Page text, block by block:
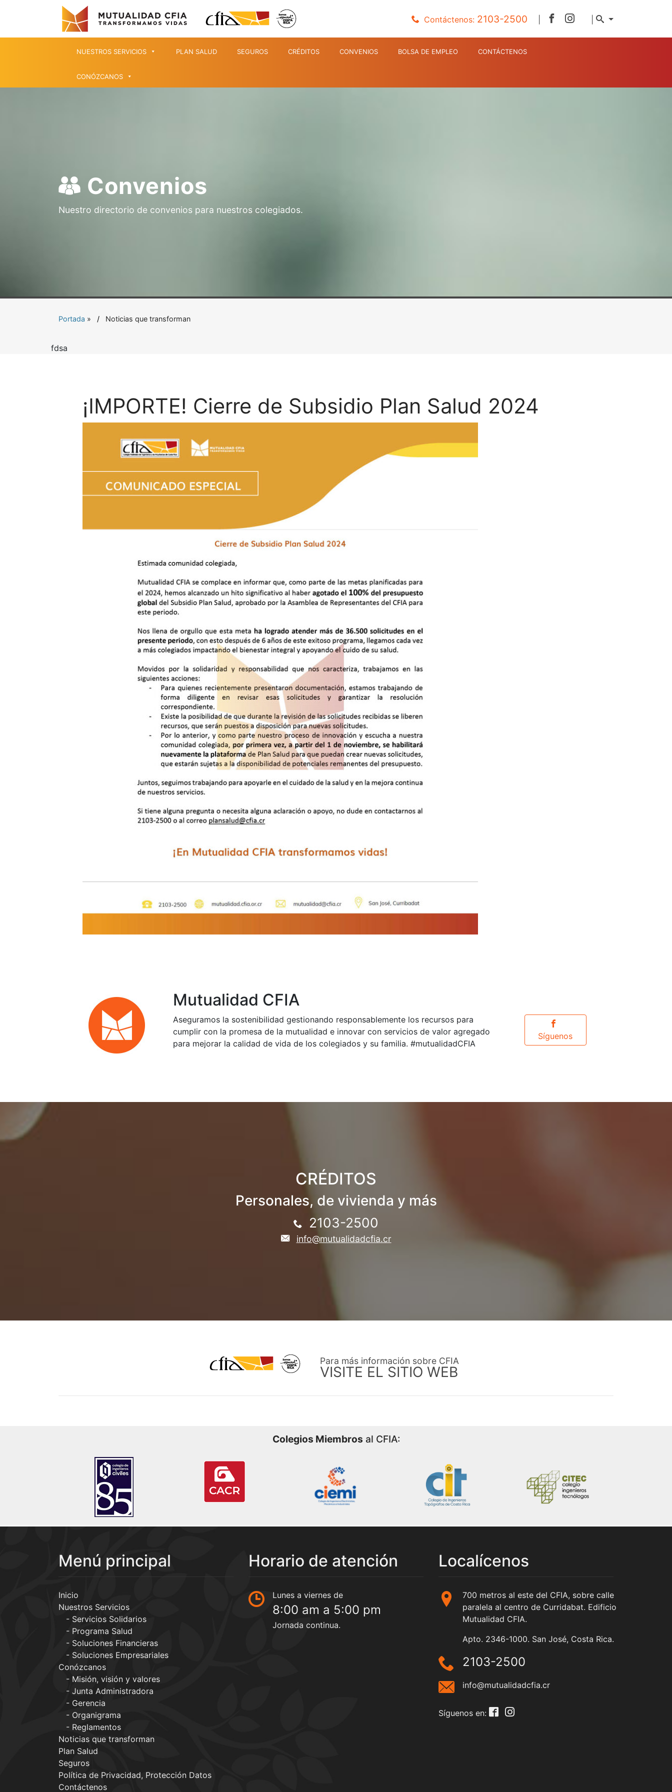
Contáctenos: 2103-2500 |
NUESTROS SERVICIOS PLAN SALUD SEGUROS CRÉDITOS CONVENIOS BOLSA DE EMPLEO CONTÁCTENOS
CONÓZCANOS
Convenios
Nuestro directorio de convenios para nuestros colegiados.
Portada » Noticias que transforman
fdsa
¡IMPORTE! Cierre de Subsidio Plan Salud 2024
Mutualidad CFIA
Aseguramos la sostenibilidad gestionando responsablemente los recursos para
cumplir con la promesa de la mutualidad e innovar con servicios de valor agregado
para mejorar la calidad de vida de los colegiados y su familia. #mutualidadCFIA
Síguenos
CRÉDITOS
Personales, de vivienda y más
2103-2500
info@mutualidadcfia.cr
Para más información sobre CFIA
VISITE EL SITIO WEB
Colegios Miembros al CFIA:
Menú principal
Inicio
Nuestros Servicios
Servicios Solidarios
Programa Salud
Soluciones Financieras
Soluciones Empresariales
Conózcanos
Misión, visión y valores
Junta Administradora
Gerencia
Organigrama
Reglamentos
Noticias que transforman
Plan Salud
Seguros
Política de Privacidad, Protección Datos
Contáctenos
Horario de atención
Lunes a viernes de
8:00 am a 5:00 pm
Jornada continua.
Localícenos
700 metros al este del CFIA, sobre calle
paralela al centro de Curridabat. Edificio
Mutualidad CFIA.
Apto. 2346-1000. San José, Costa Rica.
2103-2500
info@mutualidadcfia.cr
Síguenos en: